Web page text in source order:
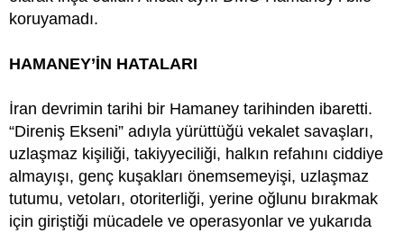
koruyamadı.
HAMANEY’İN HATALARI
İran devrimin tarihi bir Hamaney tarihinden ibaretti.
“Direniş Ekseni” adıyla yürüttüğü vekalet savaşları,
uzlaşmaz kişiliği, takiyyeciliği, halkın refahını ciddiye
almayışı, genç kuşakları önemsemeyişi, uzlaşmaz
tutumu, vetoları, otoriterliği, yerine oğlunu bırakmak
için giriştiği mücadele ve operasyonlar ve yukarıda